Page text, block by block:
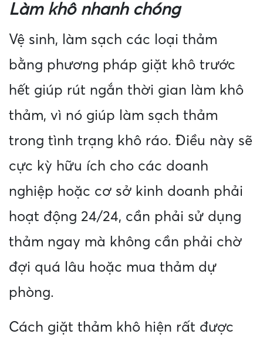
Làm khô nhanh chóng
Vệ sinh, làm sạch các loại thảm
bằng phương pháp giặt khô trước
hết giúp rút ngắn thời gian làm khô
thảm, vì nó giúp làm sạch thảm
trong tình trạng khô ráo. Điều này sẽ
cực kỳ hữu ích cho các doanh
nghiệp hoặc cơ sở kinh doanh phải
hoạt động 24/24, cần phải sử dụng
thảm ngay mà không cần phải chờ
đợi quá lâu hoặc mua thảm dự
phòng.
Cách giặt thảm khô hiện rất được